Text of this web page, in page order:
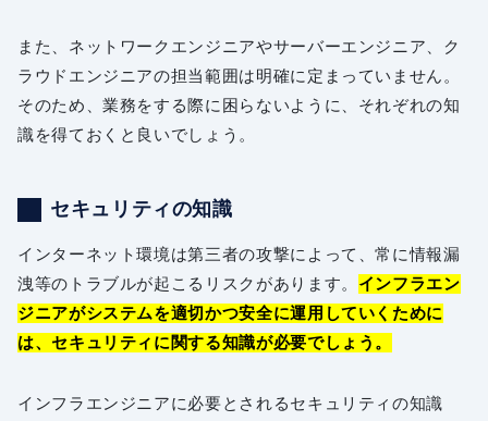
また、ネットワークエンジニアやサーバーエンジニア、ク
ラウドエンジニアの担当範囲は明確に定まっていません。
そのため、業務をする際に困らないように、それぞれの知
識を得ておくと良いでしょう。
セキュリティの知識
インターネット環境は第三者の攻撃によって、常に情報漏
洩等のトラブルが起こるリスクがあります。 インフラエン
ジニアがシステムを適切かつ安全に運用していくために
は、セキュリティに関する知識が必要でしょう。
インフラエンジニアに必要とされるセキュリティの知識